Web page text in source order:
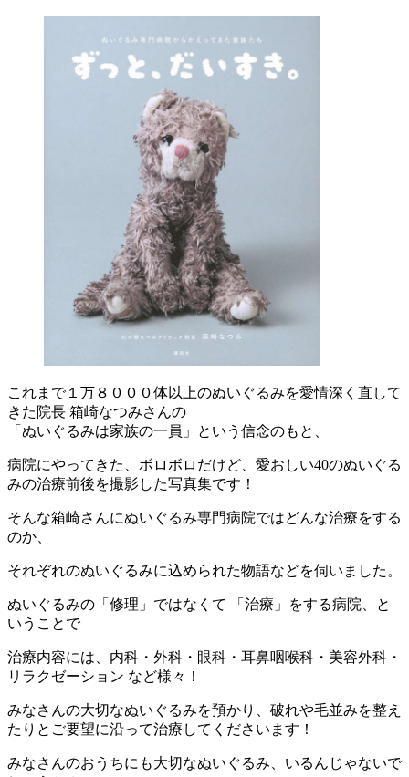
これまで１万８０００体以上のぬいぐるみを愛情深く直して
きた院長 箱崎なつみさんの
「ぬいぐるみは家族の一員」という信念のもと、
病院にやってきた、ボロボロだけど、愛おしい40のぬいぐる
みの治療前後を撮影した写真集です！
そんな箱崎さんにぬいぐるみ専門病院ではどんな治療をする
のか、
それぞれのぬいぐるみに込められた物語などを伺いました。
ぬいぐるみの「修理」ではなくて 「治療」をする病院、と
いうことで
治療内容には、内科・外科・眼科・耳鼻咽喉科・美容外科・
リラクゼーション など様々！
みなさんの大切なぬいぐるみを預かり、破れや毛並みを整え
たりとご要望に沿って治療してくださいます！
みなさんのおうちにも大切なぬいぐるみ、いるんじゃないで